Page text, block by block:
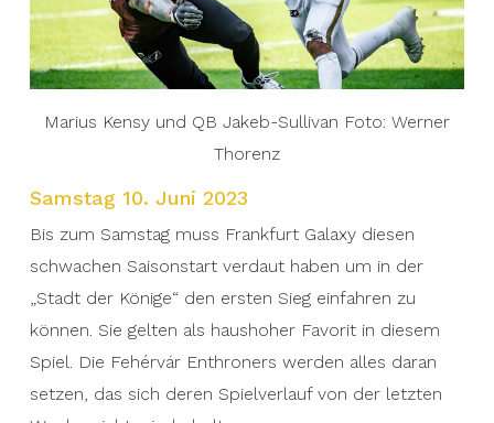
Marius Kensy und QB Jakeb-Sullivan Foto: Werner
Thorenz
Samstag 10. Juni 2023
Bis zum Samstag muss Frankfurt Galaxy diesen
schwachen Saisonstart verdaut haben um in der
„Stadt der Könige“ den ersten Sieg einfahren zu
können. Sie gelten als haushoher Favorit in diesem
Spiel. Die Fehérvár Enthroners werden alles daran
setzen, das sich deren Spielverlauf von der letzten